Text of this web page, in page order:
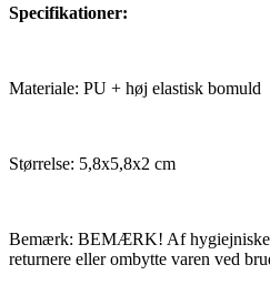
Specifikationer:
Materiale: PU + høj elastisk bomuld
Størrelse: 5,8x5,8x2 cm
Bemærk: BEMÆRK! Af hygiejniske
returnere eller ombytte varen ved